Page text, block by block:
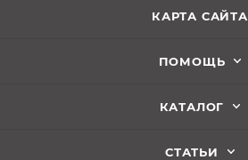
КАРТА САЙТА
ПОМОЩЬ
КАТАЛОГ
СТАТЬИ